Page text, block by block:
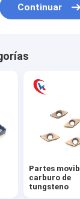
de tungsteno
del carburo
la carpintería del
del carburo
Continuar
Partes
carburo de
tungsteno